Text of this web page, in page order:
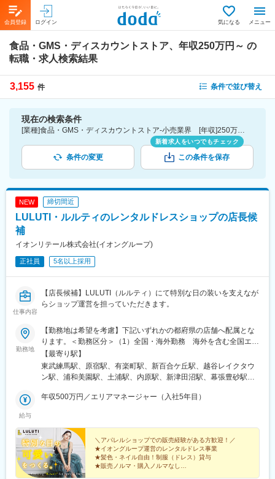
会員登録 ログイン 気になる メニュー
食品・GMS・ディスカウントストア、年収250万円～ の
転職・求人検索結果
3,155 件 条件で並び替え
現在の検索条件
[業種]食品・GMS・ディスカウントストア-小売業界 [年収]250万円～
条件の変更
新着求人をいつでもチェック
この条件を保存
NEW 締切間近
LULUTI・ルルティのレンタルドレスショップの店長候
補
イオンリテール株式会社(イオングループ)
正社員 5名以上採用
仕事内容
【店長候補】LULUTI（ルルティ）にて特別な日の装いを支えなが
らショップ運営を担っていただきます。
勤務地
【勤務地は希望を考慮】下記いずれかの都府県の店舗へ配属とな
ります。＜勤務区分＞（1）全国・海外勤務 海外を含む全国エリ
アで、転居を伴う転勤が発生します。（2）ブロック内勤務 ルル
ティ店舗がある関東・中部・西日本エリア内で転居を伴う転勤が
発生します。（3）地域限定勤務 通勤範囲で転居を伴わない転勤
す。※詳細な就業場所・業務の変更の範囲については労働条件明示
店舗＞東京（板橋／原宿／有楽町マルイ）神奈川（新百合ヶ丘）
埼玉（レイクタウン／浦和美園）茨城（土浦／水戸内原）千葉
（津田沼／幕張新都心※8/6OPEN）愛知（ナゴヤドーム前／大
高）岐阜（各務原インター）静岡（浜松市野）大阪（茨木／四條
畷／堺北花田）広島（広島府中）
【最寄り駅】
東武練馬駅、原宿駅、有楽町駅、新百合ケ丘駅、越谷レイクタウ
ン駅、浦和美園駅、土浦駅、内原駅、新津田沼駅、幕張豊砂駅、
宇野辺駅、忍ケ丘駅、北花田駅、天神川駅、明治神宮前駅、銀座
給与
年収500万円／エリアマネージャー（入社5年目）
＼アパレルショップでの販売経験がある方歓迎！／
★イオングループ運営のレンタルドレス事業
★髪色・ネイル自由！制服（ドレス）貸与
★販売ノルマ・購入ノルマなし